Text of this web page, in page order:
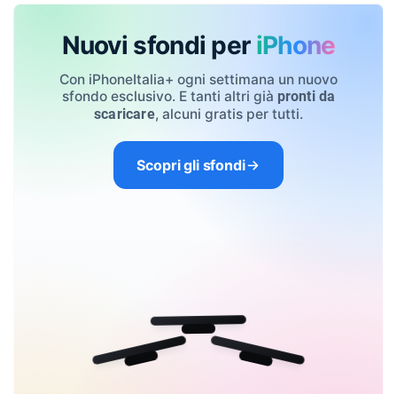
Nuovi sfondi per iPhone
Con iPhoneItalia+ ogni settimana un nuovo
sfondo esclusivo. E tanti altri già pronti da
scaricare, alcuni gratis per tutti.
Scopri gli sfondi